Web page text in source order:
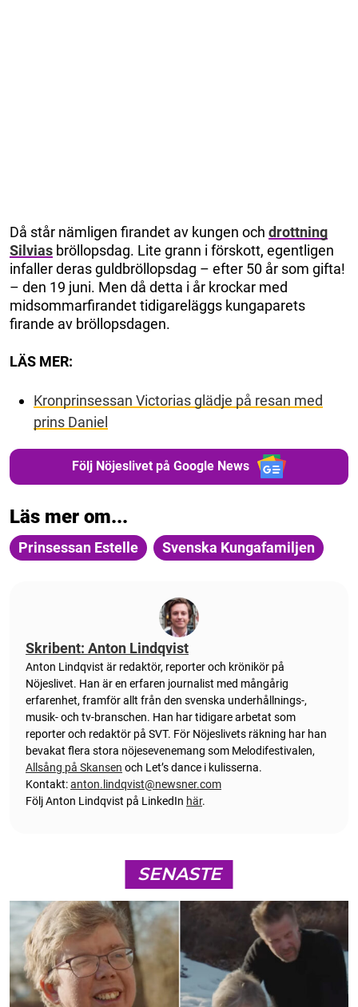
Då står nämligen firandet av kungen och drottning
Silvias bröllopsdag. Lite grann i förskott, egentligen
infaller deras guldbröllopsdag – efter 50 år som gifta!
– den 19 juni. Men då detta i år krockar med
midsommarfirandet tidigareläggs kungaparets
firande av bröllopsdagen.
LÄS MER:
Kronprinsessan Victorias glädje på resan med
prins Daniel
Följ Nöjeslivet på Google News
Läs mer om...
Prinsessan Estelle Svenska Kungafamiljen
Skribent: Anton Lindqvist
Anton Lindqvist är redaktör, reporter och krönikör på
Nöjeslivet. Han är en erfaren journalist med mångårig
erfarenhet, framför allt från den svenska underhållnings-,
musik- och tv-branschen. Han har tidigare arbetat som
reporter och redaktör på SVT. För Nöjeslivets räkning har han
bevakat flera stora nöjesevenemang som Melodifestivalen,
Allsång på Skansen och Let’s dance i kulisserna.
Kontakt:anton.lindqvist@newsner.com
Följ Anton Lindqvist på LinkedIn här.
SENASTE